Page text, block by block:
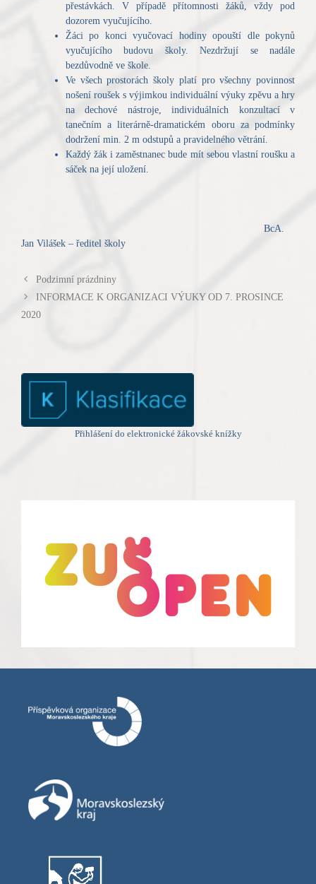
přestávkách. V případě přítomnosti žáků, vždy pod
dozorem vyučujícího.
Žáci po konci vyučovací hodiny opouští dle pokynů
vyučujícího budovu školy. Nezdržují se nadále
bezdůvodně ve škole.
Ve všech prostorách školy platí pro všechny povinnost
nošení roušek s výjimkou individuální výuky zpěvu a hry
na dechové nástroje, individuálních konzultací v
tanečním a literárně-dramatickém oboru za podmínky
dodržení min. 2 m odstupů a pravidelného větrání.
Každý žák i zaměstnanec bude mít sebou vlastní roušku a
sáček na její uložení.
BcA.
Jan Vilášek – ředitel školy
Podzimní prázdniny
INFORMACE K ORGANIZACI VÝUKY OD 7. PROSINCE
2020
Přihlášení do elektronické žákovské knížky